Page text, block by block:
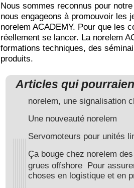
Nous sommes reconnus pour
nous engageons à promouvoir les
norelem ACADEMY. Pour que les
réellement se lancer. La norelem
formations techniques, des
produits.
Articles qui
norelem, une signalisation
Une nouveauté norelem
Servomoteurs pour unités
Ça bouge chez norelem
grues offshore Pour
choses en logistique et en